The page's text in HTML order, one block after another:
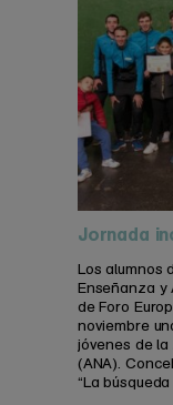
Jornada
Los alumnos
Enseñanza y
de Foro
noviembre
jóvenes de
(ANA).
“La búsqueda